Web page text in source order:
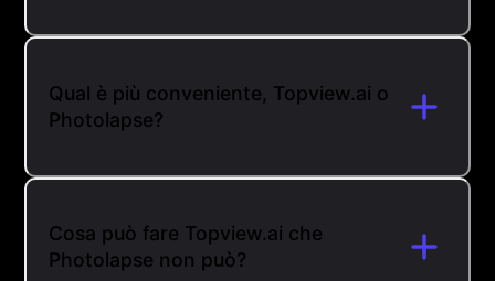
Qual è più conveniente, Topview.ai o
Photolapse?
Cosa può fare Topview.ai che
Photolapse non può?